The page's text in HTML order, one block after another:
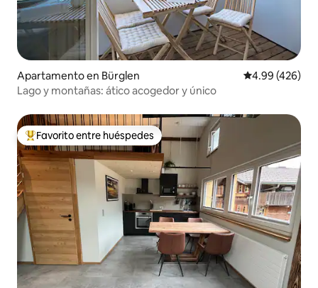
Apartamento en Bürglen Calificación
4.99 (426)
Lago y montañas: ático acogedor y único
Favorito entre huéspedes preferido
Favorito entre huéspedes